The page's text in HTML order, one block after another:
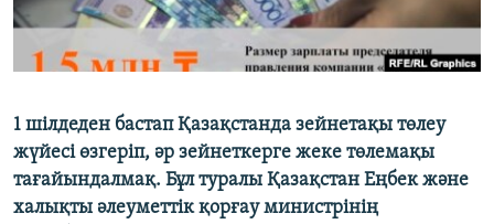
1 шілдеден бастап Қазақстанда зейнетақы төлеу
жүйесі өзгеріп, әр зейнеткерге жеке төлемақы
тағайындалмақ. Бұл туралы Қазақстан Еңбек және
халықты әлеуметтік қорғау министрінің